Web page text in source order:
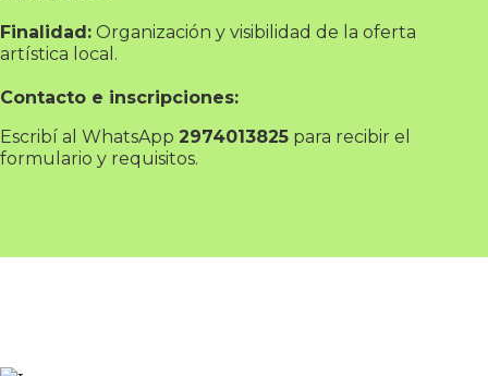
Finalidad: Organización y visibilidad de la oferta
artística local.
Contacto e inscripciones:
Escribí al WhatsApp 2974013825 para recibir el
formulario y requisitos.